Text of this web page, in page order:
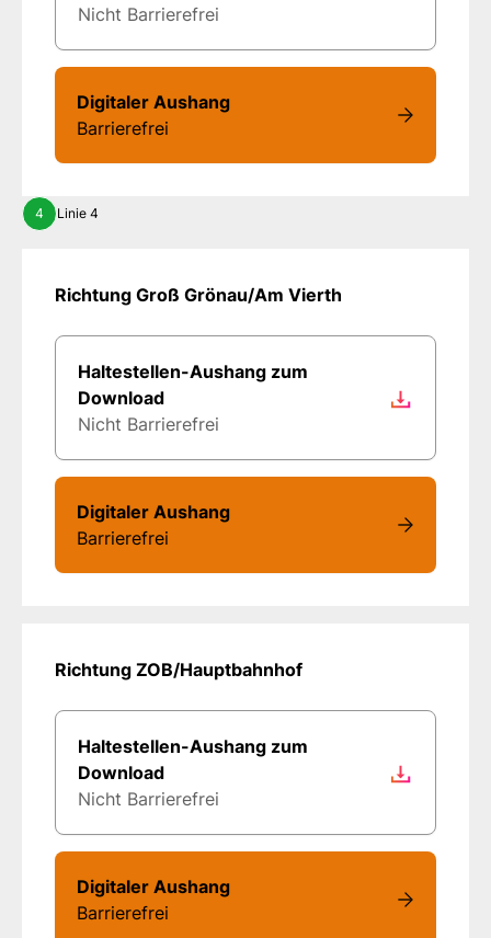
Nicht Barrierefrei
Digitaler Aushang
Barrierefrei
4 Linie 4
Richtung Groß Grönau/Am Vierth
Haltestellen-Aushang zum
Download
Nicht Barrierefrei
Digitaler Aushang
Barrierefrei
Richtung ZOB/Hauptbahnhof
Haltestellen-Aushang zum
Download
Nicht Barrierefrei
Digitaler Aushang
Barrierefrei